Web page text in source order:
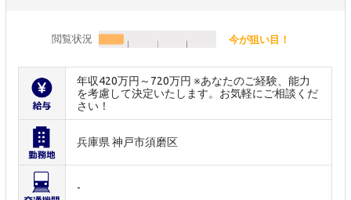
閲覧状況 今が狙い目！
年収420万円～720万円 ※あなたのご経験、能力
を考慮して決定いたします。お気軽にご相談くだ
さい！
兵庫県 神戸市須磨区
-